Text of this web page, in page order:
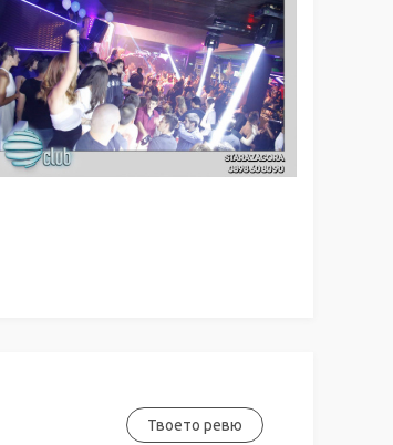
Твоето ревю